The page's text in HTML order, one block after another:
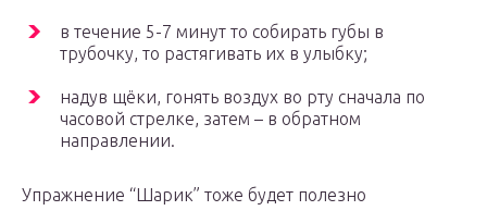
в течение 5-7 минут то собирать губы в
трубочку, то растягивать их в улыбку;
надув щёки, гонять воздух во рту сначала по
часовой стрелке, затем – в обратном
направлении.
Упражнение “Шарик” тоже будет полезно